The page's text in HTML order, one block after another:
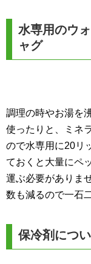
水専用のウ
ャグ
調理の時やお湯を
使ったりと、ミネ
ので水専用に20リ
ておくと大量にペ
運ぶ必要がありま
数も減るので一石
保冷剤につ